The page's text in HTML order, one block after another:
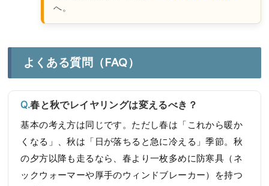
へ。
よくある質問（FAQ）
春と秋でレイヤリングは変えるべき？
基本の考え方は同じです。ただし春は「これから暖か
くなる」、秋は「日が落ちると急に冷える」季節。秋
の夕方以降も走るなら、春より一枚多めに防寒具（ネ
ックウォーマーや厚手のウィンドブレーカー）を持つ